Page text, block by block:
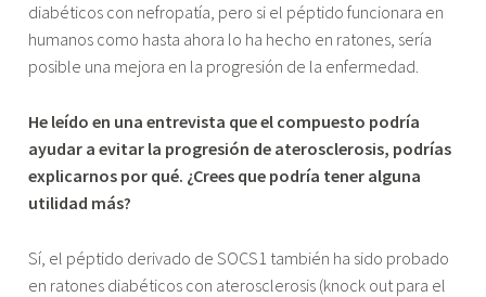
diabéticos con nefropatía, pero si el péptido funcionara en
humanos como hasta ahora lo ha hecho en ratones, sería
posible una mejora en la progresión de la enfermedad.
He leído en una entrevista que el compuesto podría
ayudar a evitar la progresión de aterosclerosis, podrías
explicarnos por qué. ¿Crees que podría tener alguna
utilidad más?
Sí, el péptido derivado de SOCS1 también ha sido probado
en ratones diabéticos con aterosclerosis (knock out para el